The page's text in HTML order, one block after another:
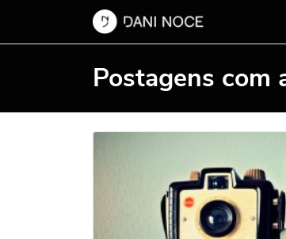
Postagens com